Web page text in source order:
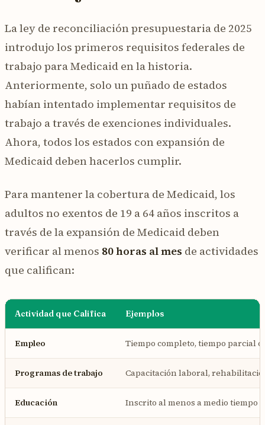
La ley de reconciliación presupuestaria de 2025
introdujo los primeros requisitos federales de
trabajo para Medicaid en la historia.
Anteriormente, solo un puñado de estados
habían intentado implementar requisitos de
trabajo a través de exenciones individuales.
Ahora, todos los estados con expansión de
Medicaid deben hacerlos cumplir.
Para mantener la cobertura de Medicaid, los
adultos no exentos de 19 a 64 años inscritos a
través de la expansión de Medicaid deben
verificar al menos 80 horas al mes de actividades
que califican:
Actividad que Califica Ejemplos
Empleo Tiempo completo, tiempo parcial
Programas de trabajo Capacitación laboral,
Educación Inscrito al menos a medio tiempo